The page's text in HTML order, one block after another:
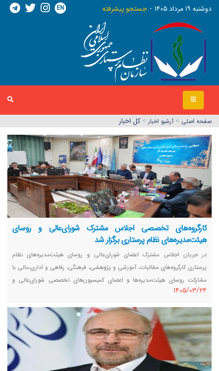
دوشنبه ١٩ مرداد ١٤٠٥ جستجو پیشرفته EN
صفحه اصلي > آرشیو اخبار > کل اخبار
کارگروه‌های تخصصی اجلاس مشترک شورای‌عالی و روسای
هیئت‌مدیره‌های نظام پرستاری برگزار شد
در جریان اجلاس مشترک اعضای شورای‌عالی و روسای هیئت‌مدیره‌های نظام
پرستاری کارگروه‌های مطالبات، آموزشی و پژوهشی، فرهنگی، رفاهی و اداری،‌مالی با
مشارکت روسای هیئت‌مدیره‌‌ها و اعضای کمیسیون‌های تخصصی شورای‌عالی و
مدیران سازمان نظام پرستاری برگزار شد و موضوعات مختلف در زمینه‌های تخصصی
بررسی شد.
١٤٠٥/٠٣/٢٤